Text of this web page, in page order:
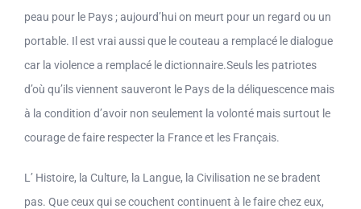
peau pour le Pays ; aujourd’hui on meurt pour un regard ou un
portable. Il est vrai aussi que le couteau a remplacé le dialogue
car la violence a remplacé le dictionnaire.Seuls les patriotes
d’où qu’ils viennent sauveront le Pays de la déliquescence mais
à la condition d’avoir non seulement la volonté mais surtout le
courage de faire respecter la France et les Français.
L’ Histoire, la Culture, la Langue, la Civilisation ne se bradent
pas. Que ceux qui se couchent continuent à le faire chez eux,